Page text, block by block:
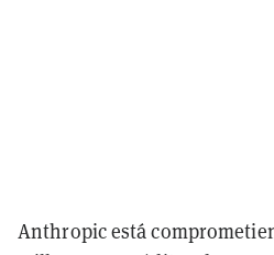
Anthropic está